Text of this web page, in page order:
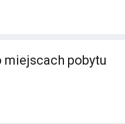
pobytu